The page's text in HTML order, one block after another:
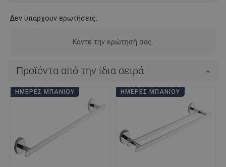
Δεν υπάρχουν ερωτήσεις.
Κάντε την ερώτησή σας.
Προϊόντα από την ίδια σειρά
ΗΜΈΡΕΣ ΜΠΆΝΙΟΥ ΗΜΈΡΕΣ ΜΠΆΝΙΟΥ